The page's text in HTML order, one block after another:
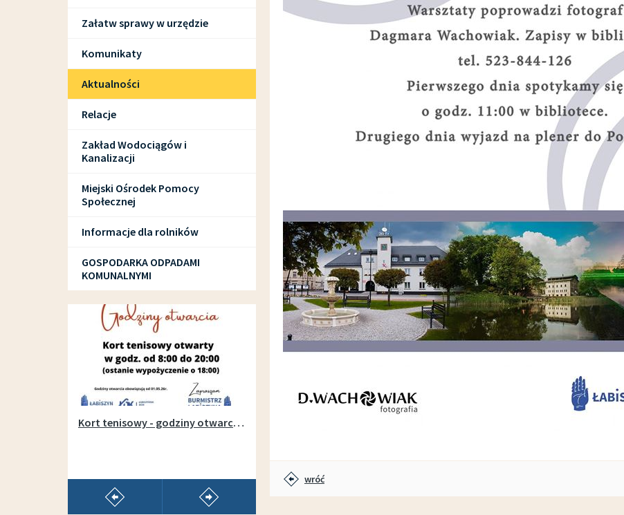
Załatw sprawy w urzędzie
Komunikaty
Aktualności
Relacje
Zakład Wodociągów i
Kanalizacji
Miejski Ośrodek Pomocy
Społecznej
Informacje dla rolników
GOSPODARKA ODPADAMI
KOMUNALNYMI
SPORT I REKREACJA
pokaż poprzedni artykuł
Kort tenisowy - godziny otwarcia w sezonie 2026
wróć